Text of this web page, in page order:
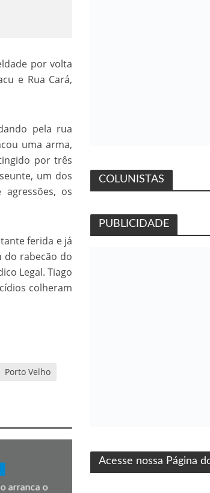
mais uma produção Folha Filmes
por volta
e Rua Cará,
pela rua
uma arma,
por três
um dos
os
ferida e já
do rabecão do
Legal. Tiago
colheram
Porto Velho
arranca o
COLUNISTAS
PUBLICIDADE
Acesse nossa Página